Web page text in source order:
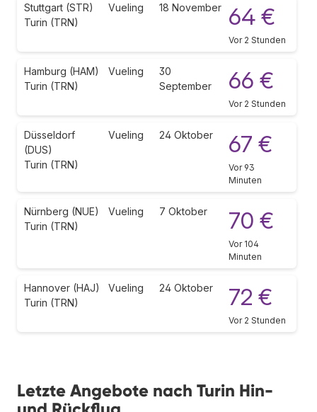
Stuttgart (STR)
Turin (TRN)
Vueling 18 November 64 €
Vor 2 Stunden
Hamburg (HAM)
Turin (TRN)
Vueling
30
September
66 €
Vor 2 Stunden
Düsseldorf
(DUS)
Turin (TRN)
Vueling 24 Oktober 67 €
Vor 93
Minuten
Nürnberg (NUE)
Turin (TRN)
Vueling 7 Oktober 70 €
Vor 104
Minuten
Hannover (HAJ)
Turin (TRN)
Vueling 24 Oktober 72 €
Vor 2 Stunden
Letzte Angebote nach Turin Hin-